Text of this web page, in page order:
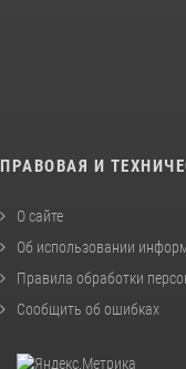
ПРАВОВАЯ И
О сайте
Об использовании
Правила обработки
Сообщить об ошибках